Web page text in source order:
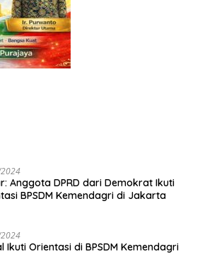
Anggota DPRD dari Demokrat Ikuti
BPSDM Kemendagri di Jakarta
Ikuti Orientasi di BPSDM Kemendagri